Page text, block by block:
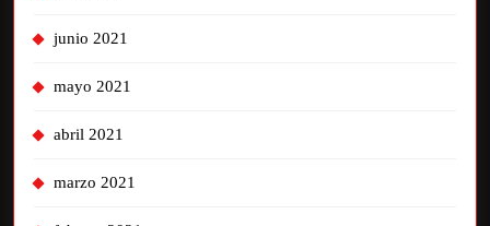
junio 2021
mayo 2021
abril 2021
marzo 2021